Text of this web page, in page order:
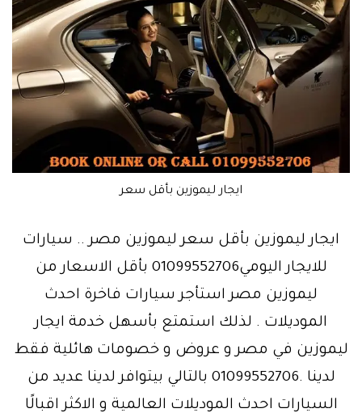
ايجار ليموزين بأقل سعر
ايجار ليموزين بأقل سعر ليموزين مصر .. سيارات
للايجار اليومي01099552706 بأقل الاسعار من
ليموزين مصر استأجر سيارات فاخرة احدث
الموديلات . لذلك استمتع بأسهل خدمة ايجار
ليموزين في مصر و عروض و خصومات هائلية فقط
لدينا .01099552706 بالتالي بيتوافر لدينا عديد من
السيارات احدث الموديلات العالمية و الاكثر اقبالًا